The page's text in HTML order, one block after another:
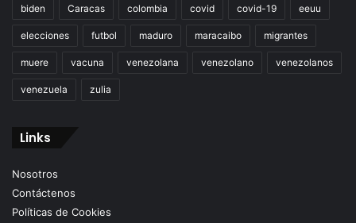
biden Caracas colombia covid covid-19 eeuu
elecciones futbol maduro maracaibo migrantes
muere vacuna venezolana venezolano venezolanos
venezuela zulia
Links
Nosotros
Contáctenos
Políticas de Cookies